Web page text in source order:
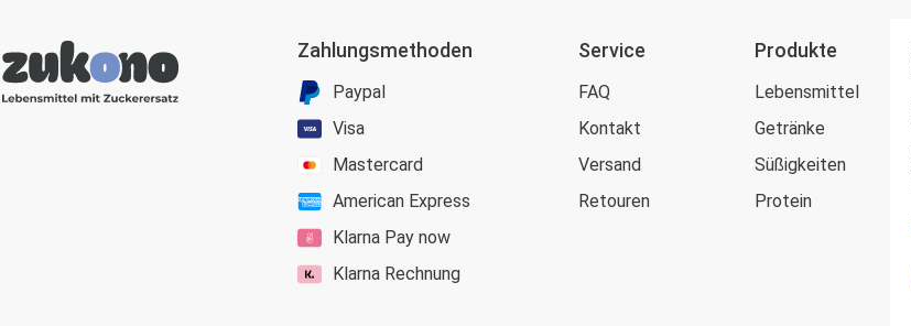
Zahlungsmethoden
Paypal
Visa
Mastercard
American Express
Klarna Pay now
Klarna Rechnung
Service
FAQ
Kontakt
Versand
Retouren
Produkte
Lebensmittel
Getränke
Süßigkeiten
Protein